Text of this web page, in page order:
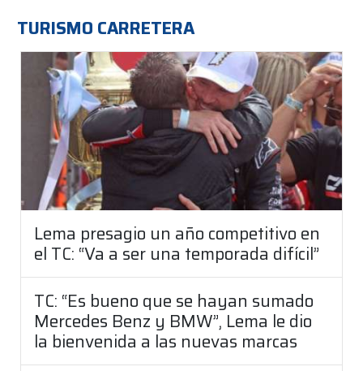
TURISMO CARRETERA
Lema presagio un año competitivo en
el TC: “Va a ser una temporada difícil”
TC: “Es bueno que se hayan sumado
Mercedes Benz y BMW”, Lema le dio
la bienvenida a las nuevas marcas